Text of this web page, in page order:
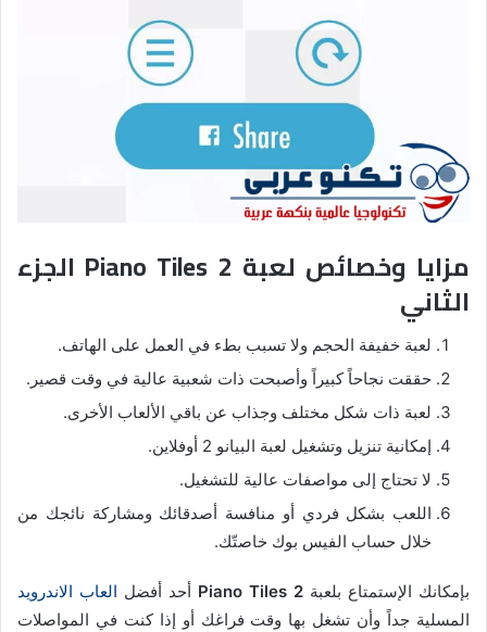
مزايا وخصائص لعبة 2 Piano Tiles الجزء
الثاني
لعبة خفيفة الحجم ولا تسبب بطء في العمل على الهاتف.
حققت نجاحاً كبيراً وأصبحت ذات شعبية عالية في وقت قصير.
لعبة ذات شكل مختلف وجذاب عن باقي الألعاب الأخرى.
إمكانية تنزيل وتشغيل لعبة البيانو 2 أوفلاين.
لا تحتاج إلى مواصفات عالية للتشغيل.
اللعب بشكل فردي أو منافسة أصدقائك ومشاركة نائجك من
خلال حساب الفيس بوك خاصتّك.
بإمكانك الإستمتاع بلعبة Piano Tiles 2 أحد أفضل العاب الاندرويد
المسلية جداً وأن تشغل بها وقت فراغك أو إذا كنت في المواصلات